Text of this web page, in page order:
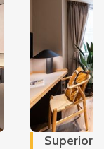
Superior